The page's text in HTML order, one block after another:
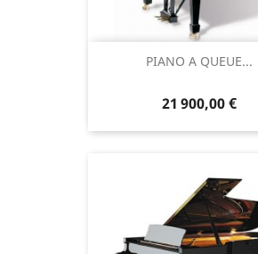
PIANO A QUEUE...
21 900,00 €